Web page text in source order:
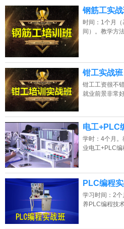
2026年8月7号_山东_杨同学（
2026年8月7号_江西_苏同学（
2026年8月7号_四川_刘同学（
2026年8月7号_广东_胡同学（
钢筋工实
时间：1个月
间）。教学方
钳工实战班
钳工工资很不
就业前景非常
电工+PLC
学时：4个月
业电工+PLC编
PLC编程
学习时间：2
养PLC编程技